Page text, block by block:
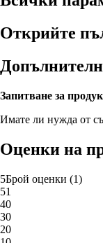
Открийте
Запитване за
Имате ли нужда от
Оценки на
5Брой оценки (1)
51
40
30
20